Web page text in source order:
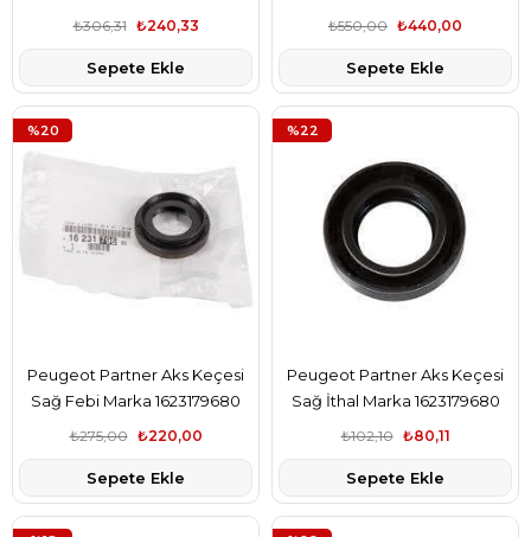
2105.38
₺240,33
₺306,31
Sepete Ekle
₺440,00
₺550,00
Sepete Ekle
Peugeot Partner Aks Keçesi
Sağ Febi Marka 1623179680
₺220,00
₺275,00
Sepete Ekle
%20
Peugeot Partner Aks Keçesi
Sağ İthal Marka 1623179680
₺80,11
₺102,10
Sepete Ekle
%22